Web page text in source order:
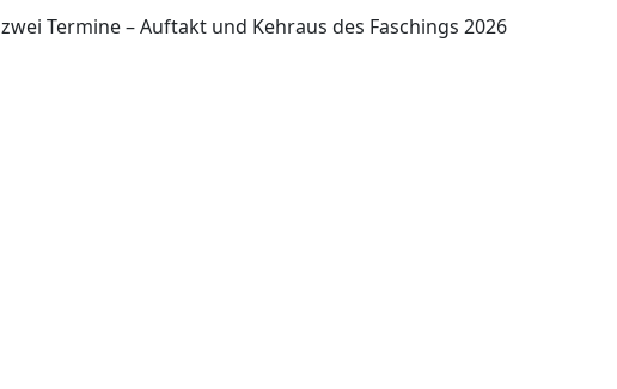
zwei Termine – Auftakt und Kehraus des Faschings 2026